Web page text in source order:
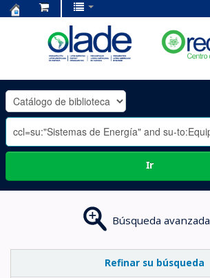
OLADE
-
Ir
Búsqueda avanzada
Refinar su búsqueda